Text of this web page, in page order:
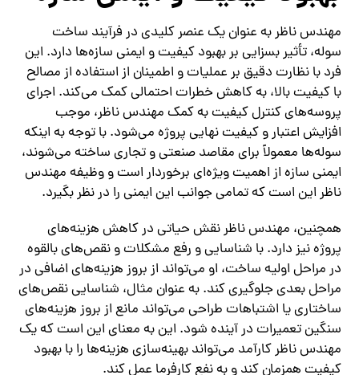
مهندس ناظر به عنوان یک عنصر کلیدی در فرآیند ساخت
سوله، تأثیر بسزایی بر بهبود کیفیت و ایمنی سازه‌ها دارد. این
فرد با نظارت دقیق بر عملیات و اطمینان از استفاده از مصالح
با کیفیت بالا، به کاهش خطرات احتمالی کمک می‌کند. اجرای
پروسه‌های کنترل کیفیت به کمک مهندس ناظر، موجب
افزایش اعتبار و کیفیت نهایی پروژه می‌شود. با توجه به اینکه
سوله‌ها معمولاً برای مقاصد صنعتی و تجاری ساخته می‌شوند،
ایمنی سازه از اهمیت ویژه‌ای برخوردار است و وظیفه مهندس
ناظر این است که تمامی جوانب این ایمنی را در نظر بگیرد.
همچنین، مهندس ناظر نقش حیاتی در کاهش هزینه‌های
پروژه نیز دارد. با شناسایی و رفع مشکلات و نقص‌های بالقوه
در مراحل اولیه ساخت، او می‌تواند از بروز هزینه‌های اضافی در
مراحل بعدی جلوگیری کند. به عنوان مثال، شناسایی نقص‌های
ساختاری یا اشتباهات طراحی می‌تواند مانع از بروز هزینه‌های
سنگین تعمیرات در آینده شود. این به معنای این است که یک
مهندس ناظر کارآمد می‌تواند بهینه‌سازی هزینه‌ها را با بهبود
کیفیت همزمان کند و به نفع کارفرما عمل کند.